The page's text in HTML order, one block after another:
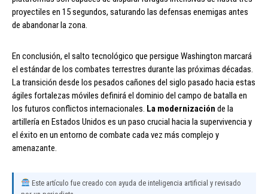
proyectiles en 15 segundos, saturando las defensas enemigas antes
de abandonar la zona.
En conclusión, el salto tecnológico que persigue Washington marcará
el estándar de los combates terrestres durante las próximas décadas.
La transición desde los pesados cañones del siglo pasado hacia estas
ágiles fortalezas móviles definirá el dominio del campo de batalla en
los futuros conflictos internacionales. La modernización de la
artillería en Estados Unidos es un paso crucial hacia la supervivencia y
el éxito en un entorno de combate cada vez más complejo y
amenazante.
Este artículo fue creado con ayuda de inteligencia artificial y revisado